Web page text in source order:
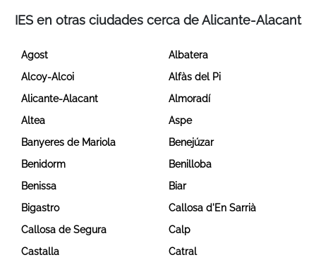
IES en otras ciudades cerca de Alicante-Alacant
Agost
Albatera
Alcoy-Alcoi
Alfàs del Pi
Alicante-Alacant
Almoradí
Altea
Aspe
Banyeres de Mariola
Benejúzar
Benidorm
Benilloba
Benissa
Biar
Bigastro
Callosa d'En Sarrià
Callosa de Segura
Calp
Castalla
Catral